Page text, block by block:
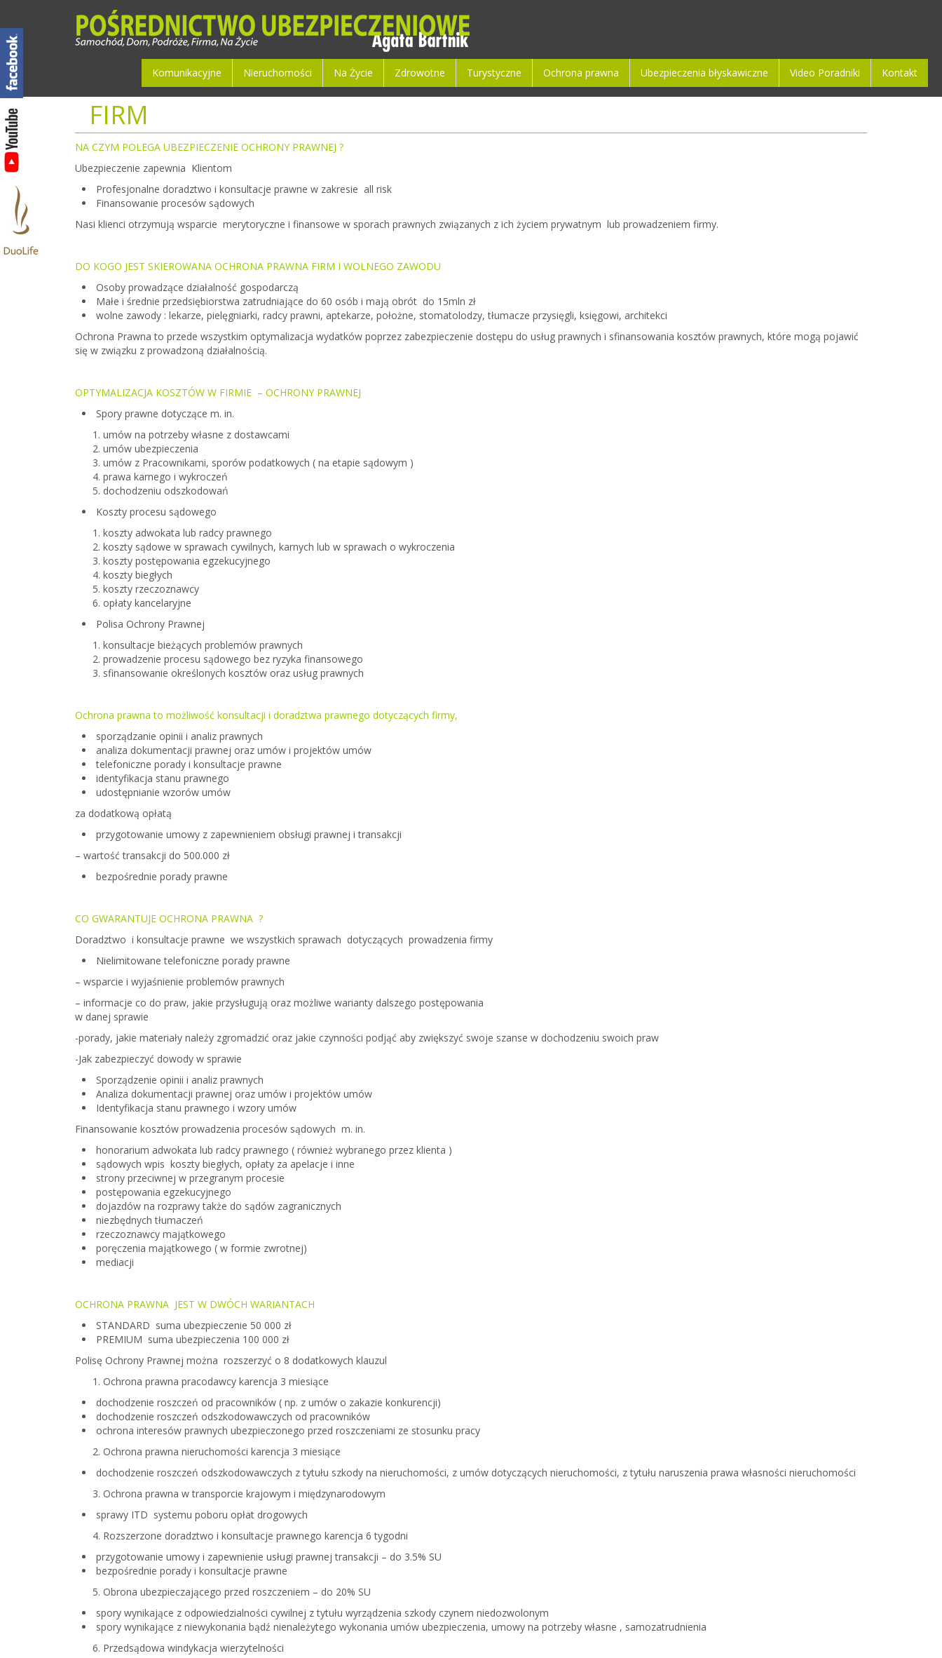
Komunikacyjne Nieruchomości Na Życie Zdrowotne Turystyczne Ochrona prawna Ubezpieczenia błyskawiczne Video Poradniki Kontakt
FIRM
NA CZYM POLEGA UBEZPIECZENIE OCHRONY PRAWNEJ ?
Ubezpieczenie zapewnia Klientom
Profesjonalne doradztwo i konsultacje prawne w zakresie all risk
Finansowanie procesów sądowych
Nasi klienci otrzymują wsparcie merytoryczne i finansowe w sporach prawnych związanych z ich życiem prywatnym lub prowadzeniem firmy.
DO KOGO JEST SKIEROWANA OCHRONA PRAWNA FIRM I WOLNEGO ZAWODU
Osoby prowadzące działalność gospodarczą
Małe i średnie przedsiębiorstwa zatrudniające do 60 osób i mają obrót do 15mln zł
wolne zawody : lekarze, pielęgniarki, radcy prawni, aptekarze, położne, stomatolodzy, tłumacze przysięgli, księgowi, architekci
Ochrona Prawna to przede wszystkim optymalizacja wydatków poprzez zabezpieczenie dostępu do usług prawnych i sfinansowania kosztów prawnych, które mogą pojawić
się w związku z prowadzoną działalnością.
OPTYMALIZACJA KOSZTÓW W FIRMIE – OCHRONY PRAWNEJ
Spory prawne dotyczące m. in.
umów na potrzeby własne z dostawcami
umów ubezpieczenia
umów z Pracownikami, sporów podatkowych ( na etapie sądowym )
prawa karnego i wykroczeń
dochodzeniu odszkodowań
Koszty procesu sądowego
koszty adwokata lub radcy prawnego
koszty sądowe w sprawach cywilnych, karnych lub w sprawach o wykroczenia
koszty postępowania egzekucyjnego
koszty biegłych
koszty rzeczoznawcy
opłaty kancelaryjne
Polisa Ochrony Prawnej
konsultacje bieżących problemów prawnych
prowadzenie procesu sądowego bez ryzyka finansowego
sfinansowanie określonych kosztów oraz usług prawnych
Ochrona prawna to możliwość konsultacji i doradztwa prawnego dotyczących firmy,
sporządzanie opinii i analiz prawnych
analiza dokumentacji prawnej oraz umów i projektów umów
telefoniczne porady i konsultacje prawne
identyfikacja stanu prawnego
udostępnianie wzorów umów
za dodatkową opłatą
przygotowanie umowy z zapewnieniem obsługi prawnej i transakcji
– wartość transakcji do 500.000 zł
bezpośrednie porady prawne
CO GWARANTUJE OCHRONA PRAWNA ?
Doradztwo i konsultacje prawne we wszystkich sprawach dotyczących prowadzenia firmy
Nielimitowane telefoniczne porady prawne
– wsparcie i wyjaśnienie problemów prawnych
– informacje co do praw, jakie przysługują oraz możliwe warianty dalszego postępowania
w danej sprawie
-porady, jakie materiały należy zgromadzić oraz jakie czynności podjąć aby zwiększyć swoje szanse w dochodzeniu swoich praw
-Jak zabezpieczyć dowody w sprawie
Sporządzenie opinii i analiz prawnych
Analiza dokumentacji prawnej oraz umów i projektów umów
Identyfikacja stanu prawnego i wzory umów
Finansowanie kosztów prowadzenia procesów sądowych m. in.
honorarium adwokata lub radcy prawnego ( również wybranego przez klienta )
sądowych wpis koszty biegłych, opłaty za apelacje i inne
strony przeciwnej w przegranym procesie
postępowania egzekucyjnego
dojazdów na rozprawytakże do sądów zagranicznych
niezbędnych tłumaczeń
rzeczoznawcy majątkowego
poręczenia majątkowego ( w formie zwrotnej)
mediacji
OCHRONA PRAWNA JEST W DWÓCH WARIANTACH
STANDARD suma ubezpieczenie 50 000 zł
PREMIUM suma ubezpieczenia 100 000 zł
Polisę Ochrony Prawnej można rozszerzyć o 8 dodatkowych klauzul
Ochrona prawna pracodawcy karencja 3 miesiące
dochodzenie roszczeń od pracowników ( np. z umów o zakazie konkurencji)
dochodzenie roszczeń odszkodowawczych od pracowników
ochrona interesów prawnych ubezpieczonego przed roszczeniami ze stosunku pracy
Ochrona prawna nieruchomości karencja 3 miesiące
dochodzenie roszczeń odszkodowawczych z tytułu szkody na nieruchomości, z umów dotyczących nieruchomości, z tytułu naruszenia prawa własności nieruchomości
Ochrona prawna w transporcie krajowym i międzynarodowym
sprawy ITD systemu poboru opłat drogowych
Rozszerzone doradztwo i konsultacje prawnego karencja 6 tygodni
przygotowanie umowy i zapewnienie usługi prawnej transakcji – do 3.5% SU
bezpośrednie porady i konsultacje prawne
Obrona ubezpieczającego przed roszczeniem – do 20% SU
spory wynikające z odpowiedzialności cywilnej z tytułu wyrządzenia szkody czynem niedozwolonym
spory wynikające z niewykonania bądź nienależytego wykonania umów ubezpieczenia, umowy na potrzeby własne , samozatrudnienia
Przedsądowa windykacja wierzytelności